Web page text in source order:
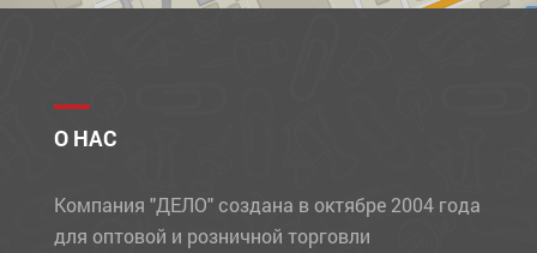
О НАС
Компания "ДЕЛО" создана в октябре 2004 года
для оптовой и розничной торговли